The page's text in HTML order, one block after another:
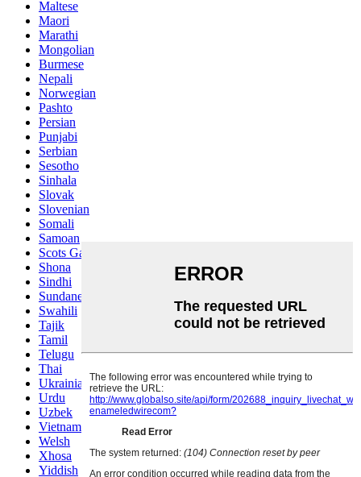
Maltese
Maori
Marathi
Mongolian
Burmese
Nepali
Norwegian
Pashto
Persian
Punjabi
Serbian
Sesotho
Sinhala
Slovak
Slovenian
Somali
Samoan
Scots Gaelic
Shona
Sindhi
Sundanese
Swahili
Tajik
Tamil
Telugu
Thai
Ukrainian
Urdu
Uzbek
Vietnamese
Welsh
Xhosa
Yiddish